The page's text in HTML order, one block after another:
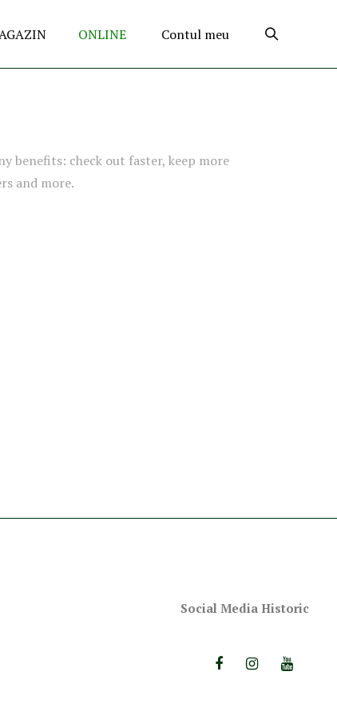
ONLINE Contul meu
benefits: check out faster, keep more
and more.
Social Media Historic